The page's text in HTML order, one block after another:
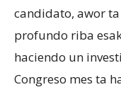
candidato, awor
profundo riba
haciendo un
Congreso mes ta